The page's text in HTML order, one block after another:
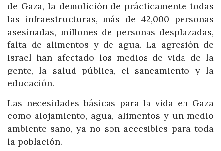
de Gaza, la demolición de prácticamente todas
las infraestructuras, más de 42,000 personas
asesinadas, millones de personas desplazadas,
falta de alimentos y de agua. La agresión de
Israel han afectado los medios de vida de la
gente, la salud pública, el saneamiento y la
educación.
Las necesidades básicas para la vida en Gaza
como alojamiento, agua, alimentos y un medio
ambiente sano, ya no son accesibles para toda
la población.